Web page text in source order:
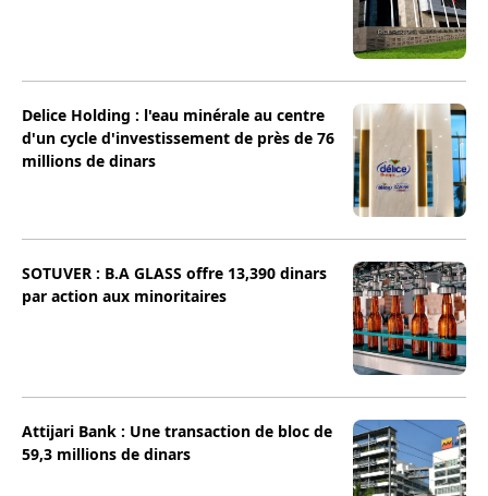
Delice Holding : l'eau minérale au centre
d'un cycle d'investissement de près de 76
millions de dinars
SOTUVER : B.A GLASS offre 13,390 dinars
par action aux minoritaires
Attijari Bank : Une transaction de bloc de
59,3 millions de dinars